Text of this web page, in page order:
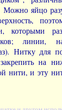
Можно яйцо
которыми
линии,
Нитку для
на
нити, и эту